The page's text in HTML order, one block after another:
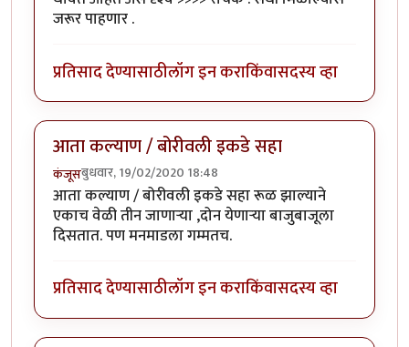
जरूर पाहणार .
प्रतिसाद देण्यासाठीलॉग इन कराकिंवासदस्य व्हा
आता कल्याण / बोरीवली इकडे सहा
कंजूसबुधवार, 19/02/2020 18:48
आता कल्याण / बोरीवली इकडे सहा रूळ झाल्याने
एकाच वेळी तीन जाणाऱ्या ,दोन येणाऱ्या बाजुबाजूला
दिसतात. पण मनमाडला गम्मतच.
प्रतिसाद देण्यासाठीलॉग इन कराकिंवासदस्य व्हा